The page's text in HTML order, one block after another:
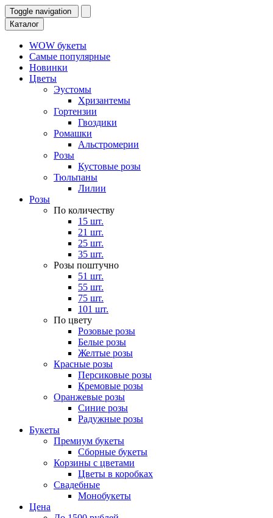
Toggle navigation
Каталог
WOW букеты
Самые популярные
Новинки
Цветы
Эустомы
Хризантемы
Гортензии
Гвоздики
Ромашки
Альстромерии
Розы
Кустовые розы
Тюльпаны
Лилии
Розы
По количеству
15 шт.
21 шт.
25 шт.
35 шт.
Розы поштучно
51 шт.
55 шт.
75 шт.
101 шт.
По цвету
Розовые розы
Белые розы
Желтые розы
Красные розы
Персиковые розы
Кремовые розы
Оранжевые розы
Синие розы
Радужные розы
Букеты
Премиум букеты
Сборные букеты
Корзины с цветами
Цветы в коробках
Свадебные
Монобукеты
Цена